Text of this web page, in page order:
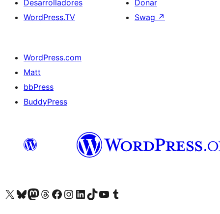
Desarrolladores
WordPress.TV
Donar
Swag ↗
WordPress.com
Matt
bbPress
BuddyPress
Visit our X (formerly Twitter) account
Visit our Bluesky account
Visita nuestra cuenta de Twitter
Visit our Threads account
Visita nuestra página de Facebook
Visite nuestra cuenta de Instagram
Visit our LinkedIn account
Visit our TikTok account
Visit our YouTube channel
Visit our Tumblr account